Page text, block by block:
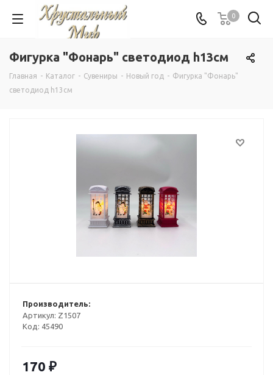
0
Фигурка "Фонарь" светодиод h13cм
Главная - Каталог - Сувениры - Новый год - Фигурка "Фонарь"
светодиод h13cм
Производитель:
Артикул: Z1507
Код: 45490
170 ₽